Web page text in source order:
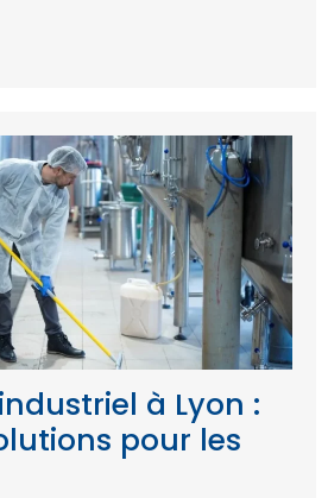
à Lyon :
pour les